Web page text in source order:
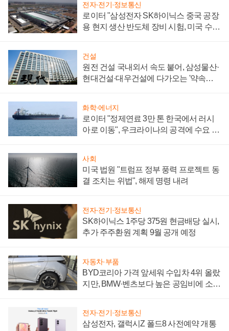
전자·전기·정보통신
로이터 "삼성전자 SK하이닉스 중국 공장
용 현지 생산 반도체 장비 시험, 미국 수출
건설
원전 건설 국내외서 속도 붙어, 삼성물산·
현대건설·대우건설에 다가오는 '약속의
화학·에너지
로이터 "정제연료 3만 톤 한국에서 러시
아로 이동", 우크라이나의 공격에 수요 늘
사회
미국 법원 "트럼프 정부 풍력 프로젝트 동
결 조치는 위법", 해제 명령 내려
전자·전기·정보통신
SK하이닉스 1주당 375원 현금배당 실시,
추가 주주환원 계획 9월 공개 예정
자동차·부품
BYD코리아 가격 앞세워 수입차 4위 올랐
지만, BMW·벤츠보다 높은 공임비에 소비
전자·전기·정보통신
삼성전자, 갤럭시Z 폴드8 사전예약 개통